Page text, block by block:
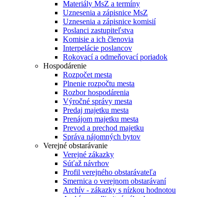
Materiály MsZ a termíny
Uznesenia a zápisnice MsZ
Uznesenia a zápisnice komisií
Poslanci zastupiteľstva
Komisie a ich členovia
Interpelácie poslancov
Rokovací a odmeňovací poriadok
Hospodárenie
Rozpočet mesta
Plnenie rozpočtu mesta
Rozbor hospodárenia
Výročné správy mesta
Predaj majetku mesta
Prenájom majetku mesta
Prevod a prechod majetku
Správa nájomných bytov
Verejné obstarávanie
Verejné zákazky
Súťaž návrhov
Profil verejného obstarávateľa
Smernica o verejnom obstarávaní
Archív - zákazky s nízkou hodnotou